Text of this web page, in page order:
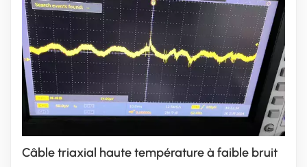
Câble triaxial haute température à faible bruit